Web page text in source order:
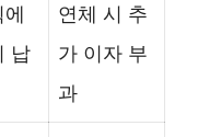
납
연체 시 추
가 이자 부
과